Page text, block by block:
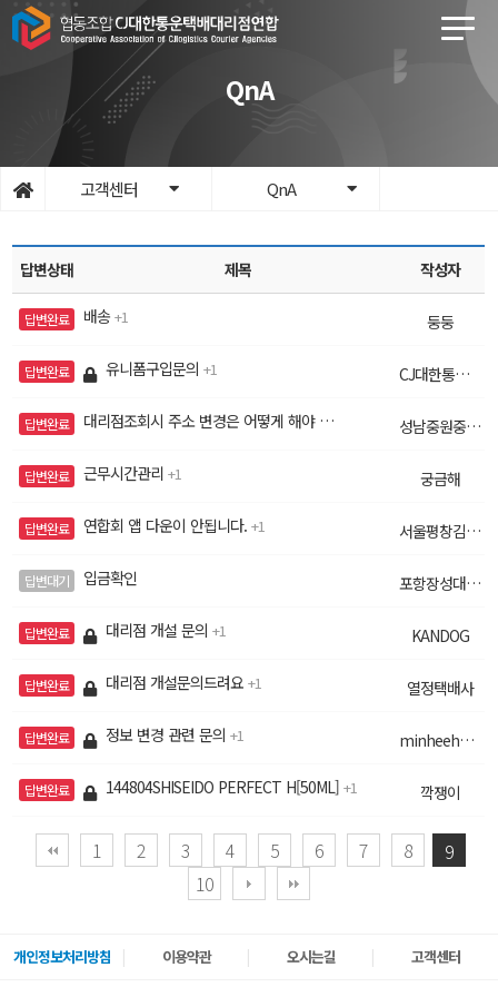
QnA
고객센터 QnA
답변상태 제목 작성자
답변완료 배송 1 둥둥
답변완료 유니폼구입문의 1 CJ대한통운유니폼사러왔음
답변완료 대리점조회시 주소 변경은 어떻게 해야 되나요?? 성남중원중앙이강래
답변완료 근무시간관리 1 궁금해
답변완료 연합회 앱 다운이 안됩니다. 1 서울평창김황현
답변대기 입금확인 포항장성대리점정관
답변완료 대리점 개설 문의 1 KANDOG
답변완료 대리점 개설문의드려요 1 열정택배사
답변완료 정보 변경 관련 문의 1 minheehan7
답변완료 144804SHISEIDO PERFECT H[50ML] 1 깍쟁이
1 2 3 4 5 6 7 8
9
10
개인정보처리방침 이용약관 오시는길 고객센터